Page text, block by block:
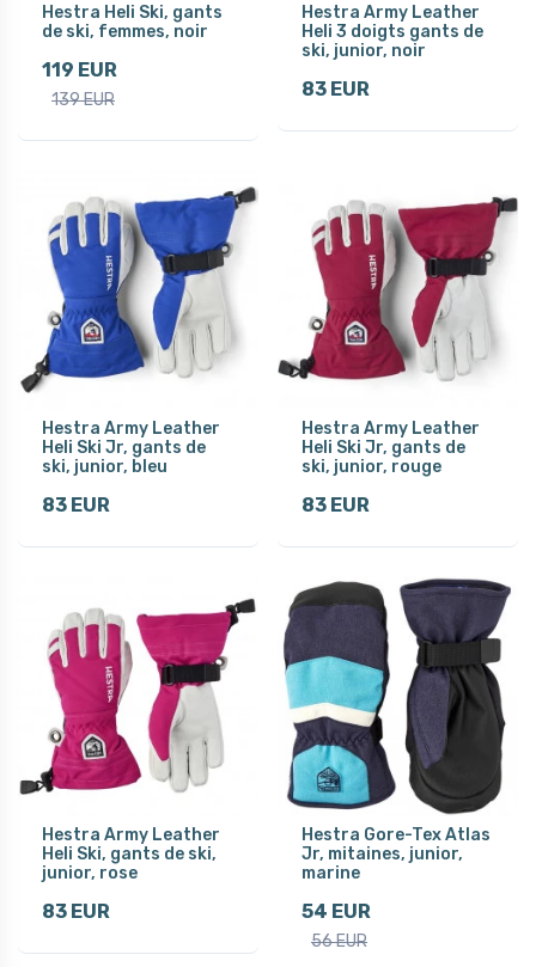
Hestra Heli Ski, gants
de ski, femmes, noir
119 EUR
139 EUR
Hestra Army Leather
Heli 3 doigts gants de
ski, junior, noir
83 EUR
Hestra Army Leather
Heli Ski Jr, gants de
ski, junior, bleu
83 EUR
Hestra Army Leather
Heli Ski Jr, gants de
ski, junior, rouge
83 EUR
Hestra Army Leather
Heli Ski, gants de ski,
junior, rose
83 EUR
Hestra Gore-Tex Atlas
Jr, mitaines, junior,
marine
54 EUR
56 EUR